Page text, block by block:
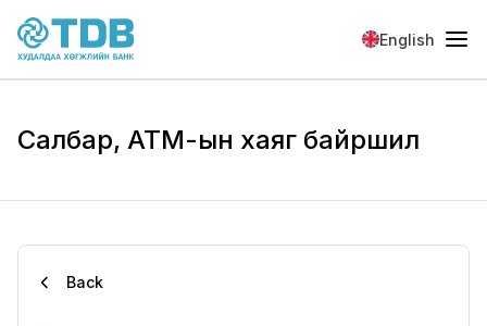
Skip to main content
English
Салбар, АТМ-ын хаяг байршил
Back